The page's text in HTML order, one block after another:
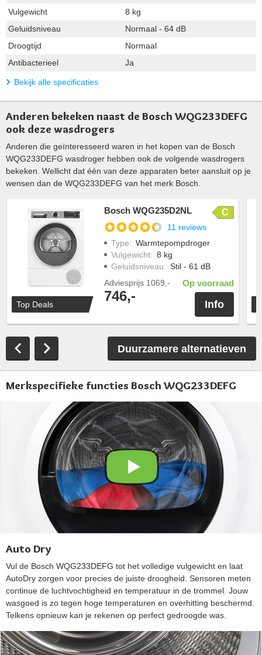
Vulgewicht
8 kg
Geluidsniveau
Normaal - 64 dB
Droogtijd
Normaal
Antibacterieel
Ja
Bekijk alle specificaties
Anderen bekeken naast de Bosch WQG233DEFG
ook deze wasdrogers
Anderen die geïnteresseerd waren in het kopen van de Bosch
WQG233DEFG wasdroger hebben ook de volgende wasdrogers
bekeken. Wellicht dat één van deze apparaten beter aansluit op je
wensen dan de WQG233DEFG van het merk Bosch.
Top Deals
Bosch WQG235D2NL C
11 reviews
Type: Warmtepompdroger
Vulgewicht: 8 kg
Geluidsniveau: Stil - 61 dB
Adviesprijs 1069,-
746,-
Op voorraad
Info
Duurzamere alternatieven
Merkspecifieke functies Bosch WQG233DEFG
Auto Dry
Vul de Bosch WQG233DEFG tot het volledige vulgewicht en laat
AutoDry zorgen voor precies de juiste droogheid. Sensoren meten
continue de luchtvochtigheid en temperatuur in de trommel. Jouw
wasgoed is zo tegen hoge temperaturen en overhitting beschermd.
Telkens opnieuw kan je rekenen op perfect gedroogde was.